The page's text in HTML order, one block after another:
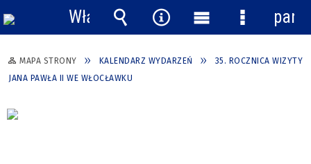
MAPA STRONY KALENDARZ WYDARZEŃ
35. ROCZNICA WIZYTY
JANA PAWŁA II WE WŁOCŁAWKU
Włącz
powiadomienia
Wyszukiwarka
Narzędzia
Menu
główne
Menu
panel